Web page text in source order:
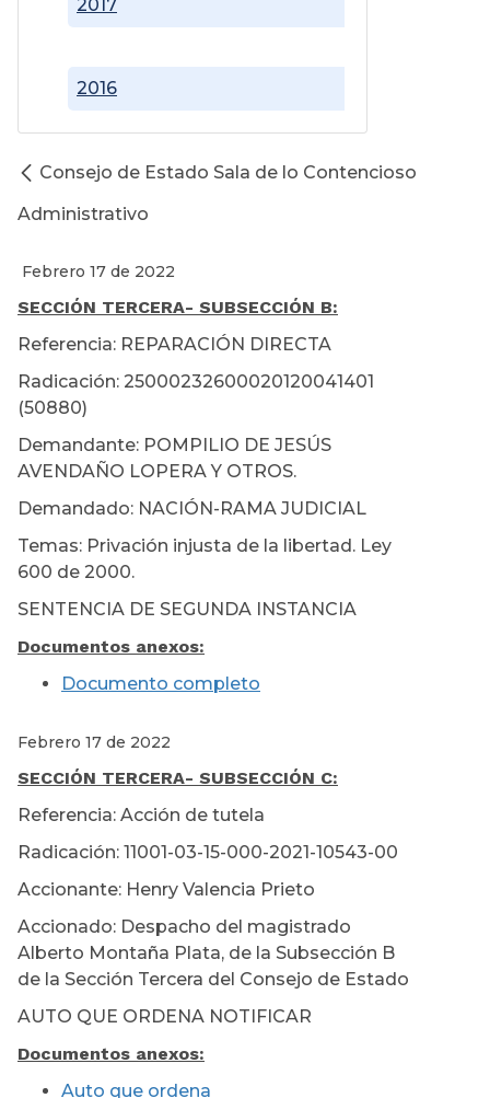
2016
2017
Consejo de Estado Sala de lo Contencioso
Administrativo
Febrero 17 de 2022
SECCIÓN TERCERA- SUBSECCIÓN B:
Referencia: REPARACIÓN DIRECTA
Radicación: 25000232600020120041401
(50880)
Demandante: POMPILIO DE JESÚS
AVENDAÑO LOPERA Y OTROS.
Demandado: NACIÓN-RAMA JUDICIAL
Temas: Privación injusta de la libertad. Ley
600 de 2000.
SENTENCIA DE SEGUNDA INSTANCIA
Documentos anexos:
Documento completo
Febrero 17 de 2022
SECCIÓN TERCERA- SUBSECCIÓN C:
Referencia: Acción de tutela
Radicación: 11001-03-15-000-2021-10543-00
Accionante: Henry Valencia Prieto
Accionado: Despacho del magistrado
Alberto Montaña Plata, de la Subsección B
de la Sección Tercera del Consejo de Estado
AUTO QUE ORDENA NOTIFICAR
Documentos anexos:
Auto que ordena